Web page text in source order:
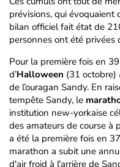
prévisions, qui évoquaient
bilan officiel fait état de
personnes ont été privées
Pour la première fois en
d’Halloween (31 octobre)
de l’ouragan Sandy. En
tempête Sandy, le
institution new-yorkaise
des amateurs de course à
a été la première fois en
marathon a subit une
d'air froid à l'arrière de